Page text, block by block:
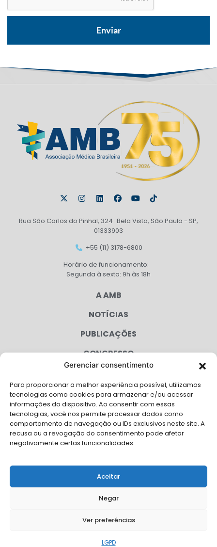
Gerenciar consentimento
Para proporcionar a melhor experiência possível, utilizamos
tecnologias como cookies para armazenar e/ou acessar
informações do dispositivo. Ao consentir com essas
tecnologias, você nos permite processar dados como
comportamento de navegação ou IDs exclusivos neste site. A
recusa ou a revogação do consentimento pode afetar
negativamente certas funcionalidades.
Aceitar
Negar
Ver preferências
LGPD
Rua São Carlos do Pinhal, 324 Bela Vista, São Paulo - SP,
01333903
+55 (11) 3178-6800
Horário de funcionamento:
Segunda à sexta: 9h às 18h
A AMB
NOTÍCIAS
PUBLICAÇÕES
CONGRESSO
CAMPANHAS
SERVIÇOS
FILIADAS
FALE CONOSCO
Solicite Apoio Institucional da AMB para o seu evento